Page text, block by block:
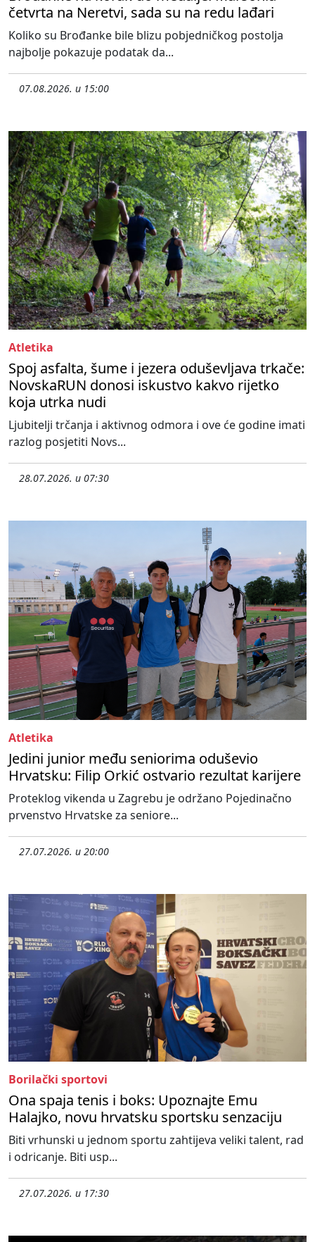
četvrta na Neretvi, sada su na redu lađari
Koliko su Brođanke bile blizu pobjedničkog postolja
najbolje pokazuje podatak da...
07.08.2026. u 15:00
Atletika
Spoj asfalta, šume i jezera oduševljava trkače:
NovskaRUN donosi iskustvo kakvo rijetko
koja utrka nudi
Ljubitelji trčanja i aktivnog odmora i ove će godine imati
razlog posjetiti Novs...
28.07.2026. u 07:30
Atletika
Jedini junior među seniorima oduševio
Hrvatsku: Filip Orkić ostvario rezultat karijere
Proteklog vikenda u Zagrebu je održano Pojedinačno
prvenstvo Hrvatske za seniore...
27.07.2026. u 20:00
Borilački sportovi
Ona spaja tenis i boks: Upoznajte Emu
Halajko, novu hrvatsku sportsku senzaciju
Biti vrhunski u jednom sportu zahtijeva veliki talent, rad
i odricanje. Biti usp...
27.07.2026. u 17:30